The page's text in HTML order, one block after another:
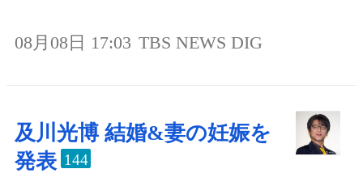
08月08日 17:03 TBS NEWS DIG
及川光博 結婚&妻の妊娠を
発表 144